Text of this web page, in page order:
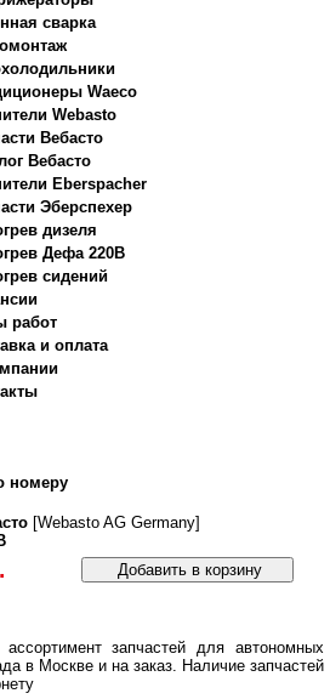
сварка
Waeco
Webasto
Вебасто
Вебасто
Eberspacher
Эберспехер
дизеля
Дефа 220В
сидений
работ
и оплата
номеру
[Webasto AG Germany]
Добавить в корзину
запчастей для автономных
в Москве и на заказ. Наличие запчастей